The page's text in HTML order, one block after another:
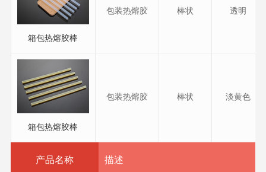
箱包热熔胶棒
包装热熔胶 棒状 透明
箱包热熔胶棒
包装热熔胶 棒状 淡黄色
产品名称 描述